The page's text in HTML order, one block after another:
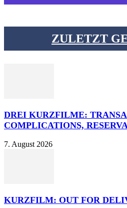
ZULETZT
DREI KURZFILME:
COMPLICATIONS,
7. August 2026
KURZFILM: OUT FOR